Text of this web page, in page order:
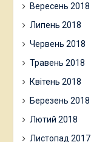
Вересень 2018
Липень 2018
Червень 2018
Травень 2018
Квітень 2018
Березень 2018
Лютий 2018
Листопад 2017